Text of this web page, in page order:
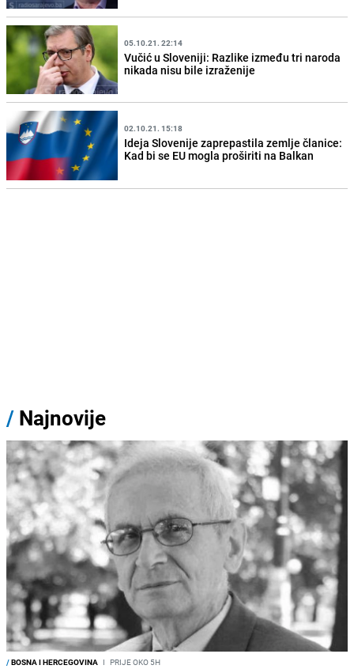
05.10.21. 22:14
Vučić u Sloveniji: Razlike između tri naroda
nikada nisu bile izraženije
02.10.21. 15:18
Ideja Slovenije zaprepastila zemlje članice:
Kad bi se EU mogla proširiti na Balkan
/ Najnovije
/BOSNA I HERCEGOVINA I PRIJE OKO 5H